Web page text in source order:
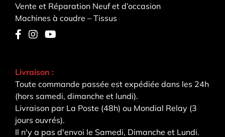
couture afin de réaliser vos points de recouvrement
et points de chaînette avec précision le long du
bord.
120 mm d’espace à droite des aiguilles
Table rallonge incluse
Insert de point de recouvrement pour la table
rallonge
Avec la BERNINA L 620, vous bénéficiez de
Vente et Réparation Neuf et d’occasion
Machines à coudre – Tissus
Livraison :
Toute commande passée est expédiée dans les 24h
(hors samedi, dimanche et lundi).
Livraison par La Poste (48h) ou Mondial Relay (3
jours ouvrés).
Il n'y a pas d'envoi le Samedi, Dimanche et Lundi.